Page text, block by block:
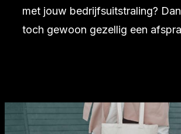
met jouw bedrijfsuitstraling?
toch gewoon gezellig een